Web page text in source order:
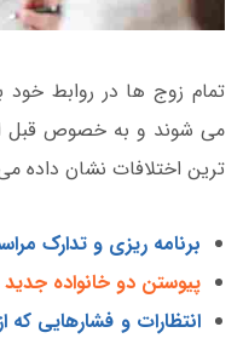
تمام زوج ها در روابط خود
می شوند و به خصوص قبل
ترین اختلافات نشان داده
برنامه ریزی و تدارک
پیوستن دو خانواده
انتظارات و فشارهایی که